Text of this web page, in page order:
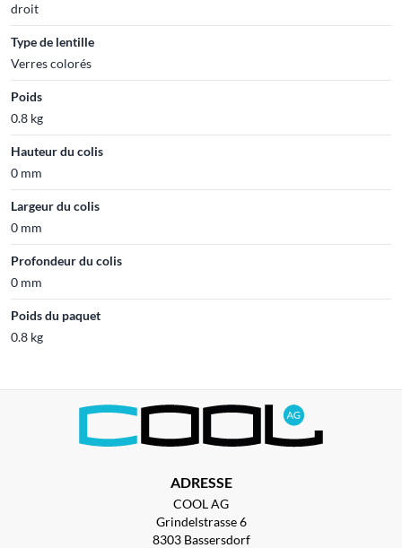
droit
Type de lentille
Verres colorés
Poids
0.8 kg
Hauteur du colis
0 mm
Largeur du colis
0 mm
Profondeur du colis
0 mm
Poids du paquet
0.8 kg
ADRESSE
COOL AG
Grindelstrasse 6
8303 Bassersdorf